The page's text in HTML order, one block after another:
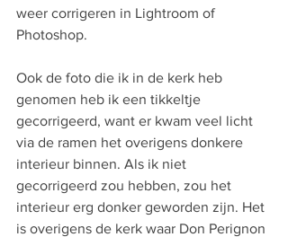
weer corrigeren in Lightroom of
Photoshop.
Ook de foto die ik in de kerk heb
genomen heb ik een tikkeltje
gecorrigeerd, want er kwam veel licht
via de ramen het overigens donkere
interieur binnen. Als ik niet
gecorrigeerd zou hebben, zou het
interieur erg donker geworden zijn. Het
is overigens de kerk waar Don Perignon